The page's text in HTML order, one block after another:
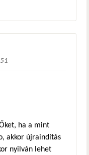
ha a mint
akkor újraindítás
nyilván lehet